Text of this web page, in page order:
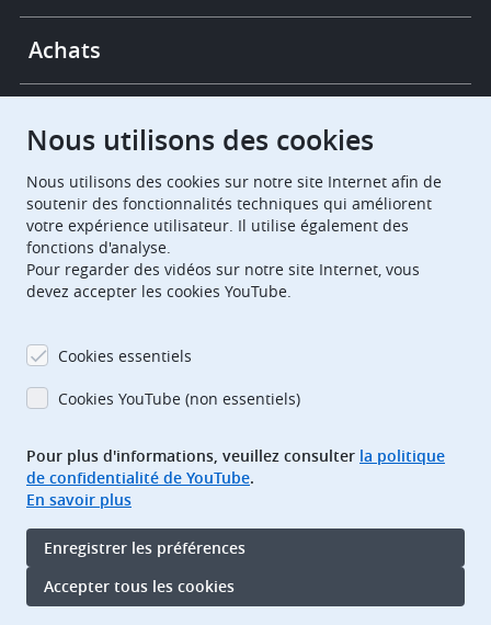
Achats
European Patent Office EPO Jobs
EuropeanPatentOffice
EPOorg EPOjobs
TheEPO
Footer
Adresse bibliographique
Conditions d’utilisation
Protection des données
Accessibilité
Nous utilisons des cookies
Nous utilisons des cookies sur notre site Internet afin de
soutenir des fonctionnalités techniques qui améliorent
votre expérience utilisateur. Il utilise également des
fonctions d'analyse.
Pour regarder des vidéos sur notre site Internet, vous
devez accepter les cookies YouTube.
Cookies essentiels
Cookies YouTube (non essentiels)
Pour plus d'informations, veuillez consulter la politique
de confidentialité de YouTube.
En savoir plus
Enregistrer les préférences
Accepter tous les cookies